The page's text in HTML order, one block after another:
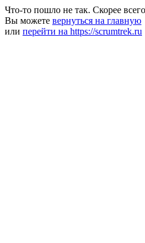
Что-то пошло не так. Скорее
Вы можете вернуться на главную
или перейти на https://scrumtrek.ru